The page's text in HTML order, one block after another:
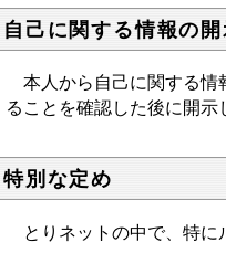
自己に関する情報の開
本人から自己に関する情
ることを確認した後に開示
特別な定め
とりネットの中で、特に